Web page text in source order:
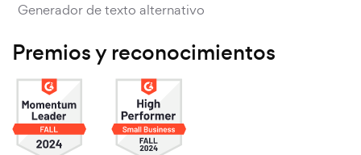
Generador de texto alternativo
Premios y reconocimientos